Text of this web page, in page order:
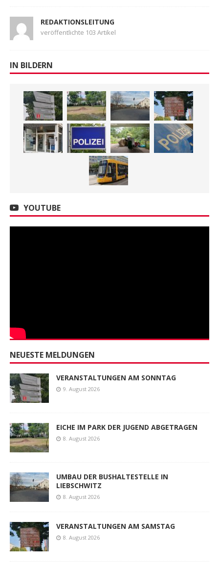
REDAKTIONSLEITUNG
veröffentlichte 103 Artikel
IN BILDERN
YOUTUBE
NEUESTE MELDUNGEN
VERANSTALTUNGEN AM SONNTAG
9. August 2026
EICHE IM PARK DER JUGEND ABGETRAGEN
8. August 2026
UMBAU DER BUSHALTESTELLE IN
LIEBSCHWITZ
8. August 2026
VERANSTALTUNGEN AM SAMSTAG
8. August 2026